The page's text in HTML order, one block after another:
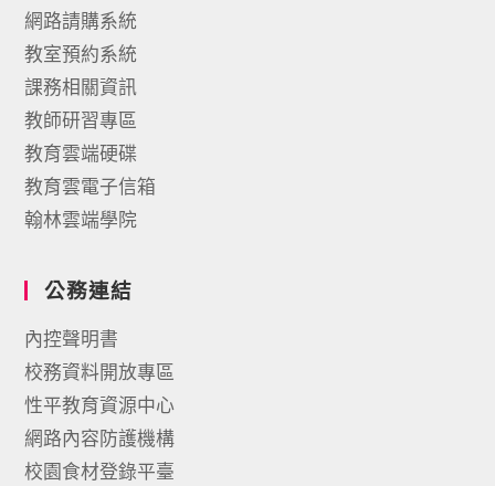
網路請購系統
教室預約系統
課務相關資訊
教師研習專區
教育雲端硬碟
教育雲電子信箱
翰林雲端學院
公務連結
內控聲明書
校務資料開放專區
性平教育資源中心
網路內容防護機構
校園食材登錄平臺